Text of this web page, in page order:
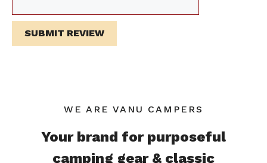
WE ARE VANU CAMPERS
Your brand for purposeful
camping gear & classic